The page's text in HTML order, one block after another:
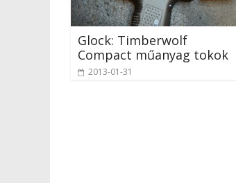
Glock: Timberwolf
Compact műanyag tokok
2013-01-31